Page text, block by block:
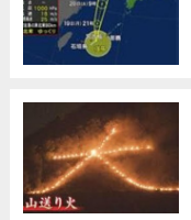
READ MORE
READ MORE